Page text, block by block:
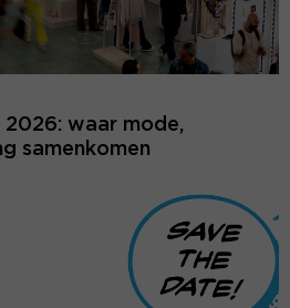
waar mode,
samenkomen